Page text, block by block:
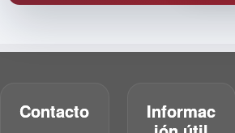
Contacto
Informac